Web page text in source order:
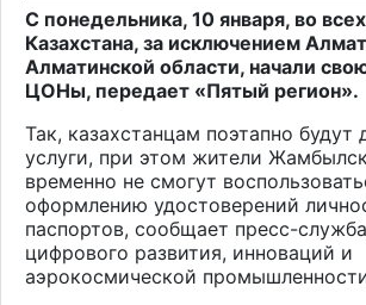
С понедельника, 10 января, во
Казахстана, за исключением
Алматинской области, начали
ЦОНы, передает «Пятый регион».
Так, казахстанцам поэтапно будут
услуги, при этом жители
временно не смогут
оформлению удостоверений
паспортов, сообщает пресс-
цифрового развития, инноваций и
аэрокосмической